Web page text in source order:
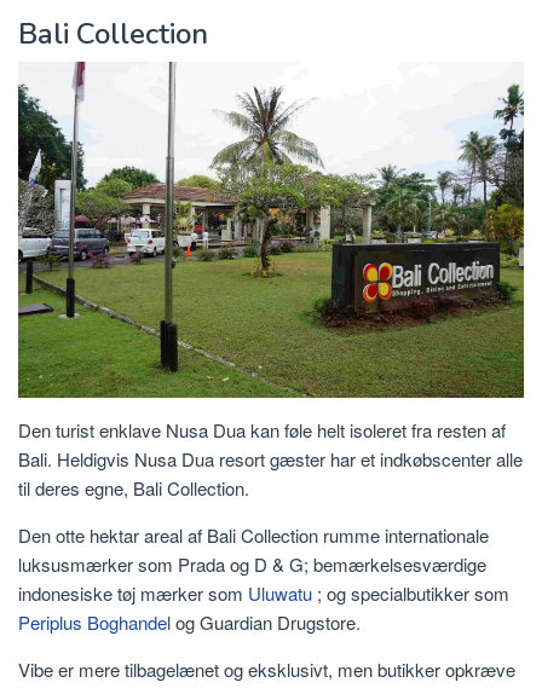
Bali Collection
Den turist enklave Nusa Dua kan føle helt isoleret fra resten af ​​
Bali. Heldigvis Nusa Dua resort gæster har et indkøbscenter alle
til deres egne, Bali Collection.
Den otte hektar areal af Bali Collection rumme internationale
luksusmærker som Prada og D & G; bemærkelsesværdige
indonesiske tøj mærker som Uluwatu ; og specialbutikker som
Periplus Boghandelog Guardian Drugstore.
Vibe er mere tilbagelænet og eksklusivt, men butikker opkræve